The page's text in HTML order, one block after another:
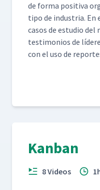
de for­ma pos­i­ti­va
tipo de indus­tria. En
casos de estu­dio del
tes­ti­mo­nios de
con el uso de
Kanban
8 Videos